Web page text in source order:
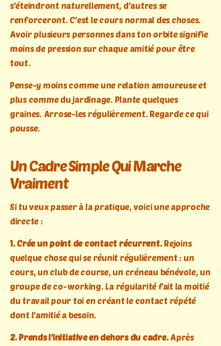
s’éteindront naturellement, d’autres se
renforceront. C’est le cours normal des choses.
Avoir plusieurs personnes dans ton orbite signifie
moins de pression sur chaque amitié pour être
tout.
Pense-y moins comme une relation amoureuse et
plus comme du jardinage. Plante quelques
graines. Arrose-les régulièrement. Regarde ce qui
pousse.
Un Cadre Simple Qui Marche
Vraiment
Si tu veux passer à la pratique, voici une approche
directe :
1. Crée un point de contact récurrent.Rejoins
quelque chose qui se réunit régulièrement : un
cours, un club de course, un créneau bénévole, un
groupe de co-working. La régularité fait la moitié
du travail pour toi en créant le contact répété
dont l’amitié a besoin.
2. Prends l’initiative en dehors du cadre.Après